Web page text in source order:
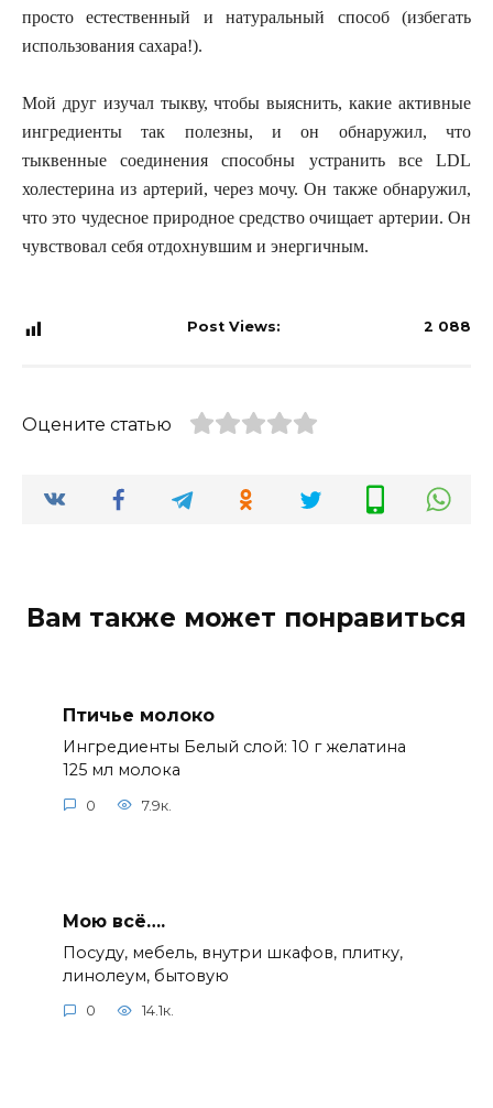
просто естественный и натуральный способ (избегать
использования сахара!).
Мой друг изучал тыкву, чтобы выяснить, какие активные
ингредиенты так полезны, и он обнаружил, что
тыквенные соединения способны устранить все LDL
холестерина из артерий, через мочу. Он также обнаружил,
что это чудесное природное средство очищает артерии. Он
чувствовал себя отдохнувшим и энергичным.
Post Views: 2 088
Оцените статью
Вам также может понравиться
Птичье молоко
Ингредиенты Белый слой: 10 г желатина
125 мл молока
0 7.9к.
Мою всё….
Посуду, мебель, внутри шкафов, плитку,
линолеум, бытовую
0 14.1к.